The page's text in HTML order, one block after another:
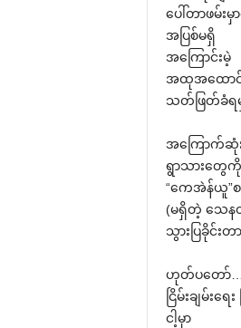
ပေါ်တာဖမ်
အပြစ်မရှိ
အ‌ကြောင်းမဲ့
အထုအ‌ထောင်
သတ်ဖြတ်ခံရ
အ‌ကြောက်ဆုံ
ရွာသား‌တွေကို
“‌ကေအဲန်ယူ”စ
(မရှိတဲ့ ‌သေန
သွားပြခိုင်း
ဟုတ်ပ‌တော်…
ငြိမ်းချမ်း‌ရေ
ငါ့မှာ